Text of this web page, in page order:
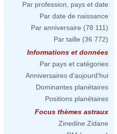
Par profession, pays et date
Par date de naissance
Par anniversaire (78 111)
Par taille (36 772)
Informations et données
Par pays et catégories
Anniversaires d'aujourd'hui
Dominantes planétaires
Positions planétaires
Focus thèmes astraux
Zinedine Zidane